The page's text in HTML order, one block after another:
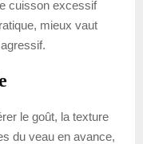
cuisson excessif
mieux vaut
le goût, la texture
du veau en avance,